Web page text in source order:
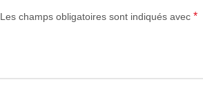
Les champs obligatoires sont indiqués avec *